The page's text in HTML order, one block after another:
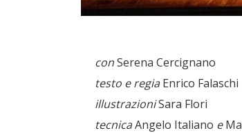
conSerena Cercignano
testo e regiaEnrico Falaschi
illustrazioniSara Flori
tecnicaAngelo Italiano e